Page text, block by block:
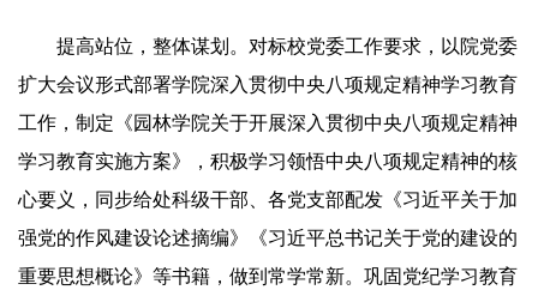
提高站位，整体谋划。对标校党委工作要求，以院党委
扩大会议形式部署学院深入贯彻中央八项规定精神学习教育
工作，制定《园林学院关于开展深入贯彻中央八项规定精神
学习教育实施方案》，积极学习领悟中央八项规定精神的核
心要义，同步给处科级干部、各党支部配发《习近平关于加
强党的作风建设论述摘编》《习近平总书记关于党的建设的
重要思想概论》等书籍，做到常学常新。巩固党纪学习教育